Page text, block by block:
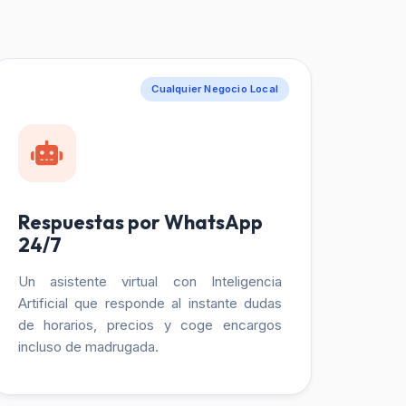
Cualquier Negocio Local
Respuestas por WhatsApp
24/7
Un asistente virtual con Inteligencia
Artificial que responde al instante dudas
de horarios, precios y coge encargos
incluso de madrugada.